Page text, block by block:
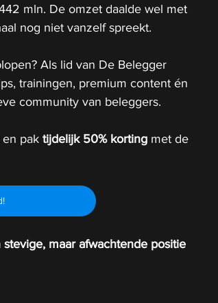
mln. De omzet daalde wel met
nog niet vanzelf spreekt.
Als lid van De Belegger
trainingen, premium content én
community van beleggers.
en pak tijdelijk 50% korting met de
maar afwachtende positie